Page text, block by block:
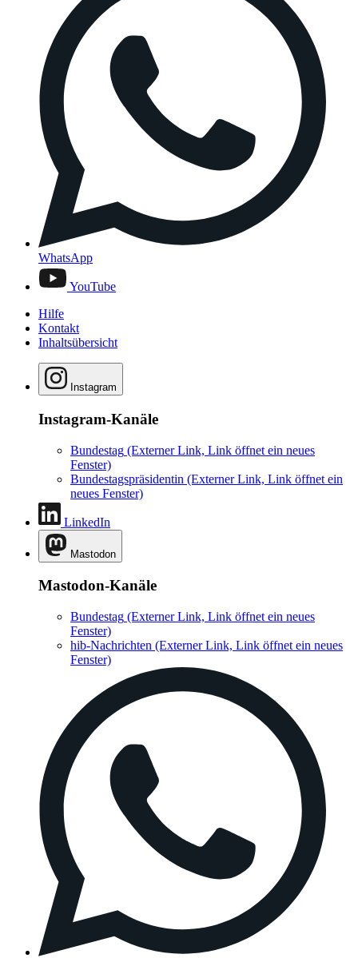
WhatsApp
YouTube
Hilfe
Kontakt
Inhaltsübersicht
Instagram
Instagram-Kanäle
Bundestag (Externer Link, Link öffnet ein neues
Fenster)
Bundestagspräsidentin (Externer Link, Link öffnet ein
neues Fenster)
LinkedIn
Mastodon
Mastodon-Kanäle
Bundestag (Externer Link, Link öffnet ein neues
Fenster)
hib-Nachrichten (Externer Link, Link öffnet ein neues
Fenster)